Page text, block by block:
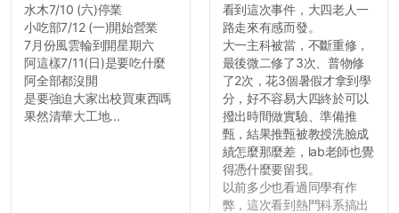
水木7/10 (六)停業
小吃部7/12 (一)開始營業
7月份風雲輪到開星期六
阿這樣7/11(日)是要吃什麼
阿全部都沒開
是要強迫大家出校買東西嗎
果然清華大工地...
看到這次事件，大四老人一
路走來有感而發。
大一主科被當，不斷重修，
最後微二修了3次、普物修
了2次，花3個暑假才拿到學
分，好不容易大四終於可以
撥出時間做實驗、準備推
甄，結果推甄被教授洗臉成
績怎麼那麼差，lab老師也覺
得憑什麼要留我。
以前多少也看過同學有作
弊，這次看到熱門科系搞出